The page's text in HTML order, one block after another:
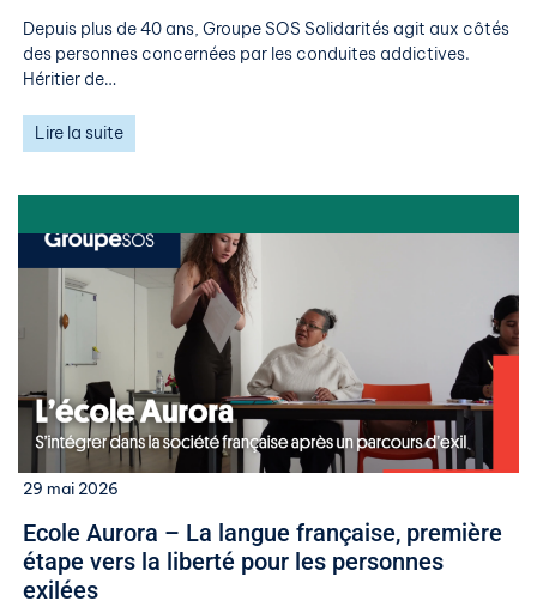
Depuis plus de 40 ans, Groupe SOS Solidarités agit aux côtés
des personnes concernées par les conduites addictives.
Héritier de…
Lire la suite
29 mai 2026
​​Ecole Aurora – La langue française, première
étape vers la liberté pour les personnes
exilées​